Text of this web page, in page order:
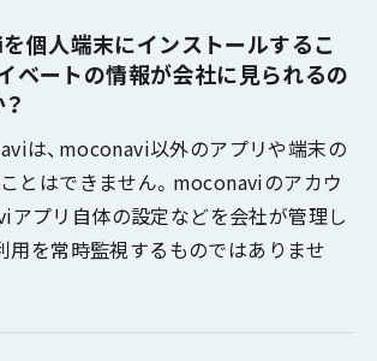
個人端末にインストールするこ
ベートの情報が会社に見られるの
は、moconavi以外のアプリや端末の
とはできません。moconaviのアカウ
アプリ自体の設定などを会社が管理し
用を常時監視するものではありませ